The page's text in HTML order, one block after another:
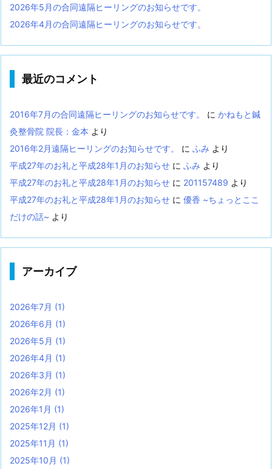
2026年5月の合同遠隔ヒーリングのお知らせです。
2026年4月の合同遠隔ヒーリングのお知らせです。
最近のコメント
2016年7月の合同遠隔ヒーリングのお知らせです。 に かねもと鍼
灸整骨院 院長：金本 より
2016年2月遠隔ヒーリングのお知らせです。
に ふみ より
平成27年のお礼と平成28年1月のお知らせ に ふみ より
平成27年のお礼と平成28年1月のお知らせ に 201157489 より
平成27年のお礼と平成28年1月のお知らせ に 優香 ~ちょっとここ
だけの話~ より
アーカイブ
2026年7月 (1)
2026年6月 (1)
2026年5月 (1)
2026年4月 (1)
2026年3月 (1)
2026年2月 (1)
2026年1月 (1)
2025年12月 (1)
2025年11月 (1)
2025年10月 (1)